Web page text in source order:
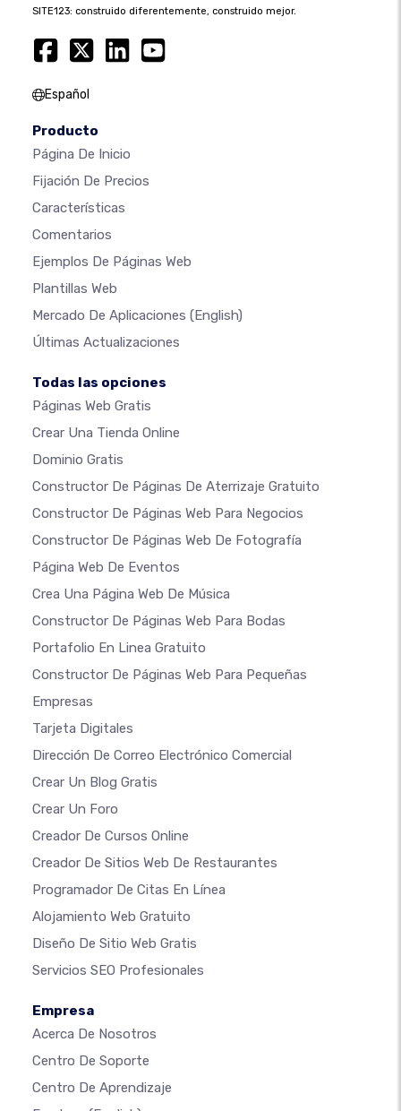
SITE123: construido diferentemente, construido mejor.
Español
Producto
Página De Inicio
Fijación De Precios
Características
Comentarios
Ejemplos De Páginas Web
Plantillas Web
Mercado De Aplicaciones (English)
Últimas Actualizaciones
Todas las opciones
Páginas Web Gratis
Crear Una Tienda Online
Dominio Gratis
Constructor De Páginas De Aterrizaje Gratuito
Constructor De Páginas Web Para Negocios
Constructor De Páginas Web De Fotografía
Página Web De Eventos
Crea Una Página Web De Música
Constructor De Páginas Web Para Bodas
Portafolio En Linea Gratuito
Constructor De Páginas Web Para Pequeñas
Empresas
Tarjeta Digitales
Dirección De Correo Electrónico Comercial
Crear Un Blog Gratis
Crear Un Foro
Creador De Cursos Online
Creador De Sitios Web De Restaurantes
Programador De Citas En Línea
Alojamiento Web Gratuito
Diseño De Sitio Web Gratis
Servicios SEO Profesionales
Empresa
Acerca De Nosotros
Centro De Soporte
Centro De Aprendizaje